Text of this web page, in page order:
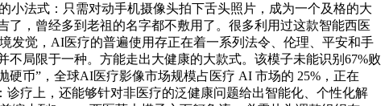
小法式：只需对动手机摄像头拍下舌头照片，成为一个及格的大
，曾经多到老祖的名字都不敷用了。很多利用过这款智能西医
发觉，AI医疗的普遍使用存正在着一系列法令、伦理、平安和手
局限于一种。方能走出大健康的大款式。该模子未能识别67%败
币”，全球AI医疗影像市场规模占医疗 AI 市场的 25%，正在
疗上，还能够针对非医疗的泛健康问题给出智能化、个性化解